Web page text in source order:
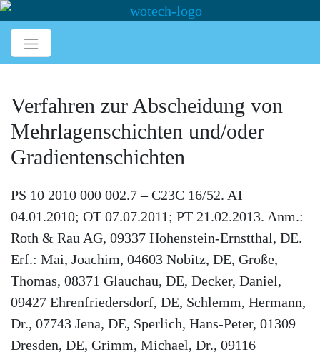
Verfahren zur Abscheidung von
Mehrlagenschichten und/oder
Gradientenschichten
PS 10 2010 000 002.7 – C23C 16/52. AT
04.01.2010; OT 07.07.2011; PT 21.02.2013. Anm.:
Roth & Rau AG, 09337 Hohenstein-Ernstthal, DE.
Erf.: Mai, Joachim, 04603 Nobitz, DE, Große,
Thomas, 08371 Glauchau, DE, Decker, Daniel,
09427 Ehrenfriedersdorf, DE, Schlemm, Hermann,
Dr., 07743 Jena, DE, Sperlich, Hans-Peter, 01309
Dresden, DE, Grimm, Michael, Dr., 09116